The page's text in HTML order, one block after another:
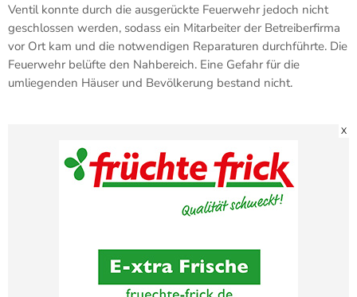
Ventil konnte durch die ausgerückte Feuerwehr jedoch nicht
geschlossen werden, sodass ein Mitarbeiter der Betreiberfirma
vor Ort kam und die notwendigen Reparaturen durchführte. Die
Feuerwehr belüfte den Nahbereich. Eine Gefahr für die
umliegenden Häuser und Bevölkerung bestand nicht.
X